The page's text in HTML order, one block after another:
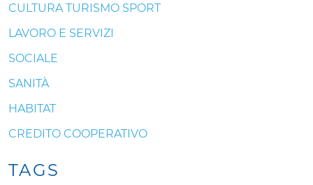
CULTURA TURISMO SPORT
LAVORO E SERVIZI
SOCIALE
SANITÀ
HABITAT
CREDITO COOPERATIVO
TAGS